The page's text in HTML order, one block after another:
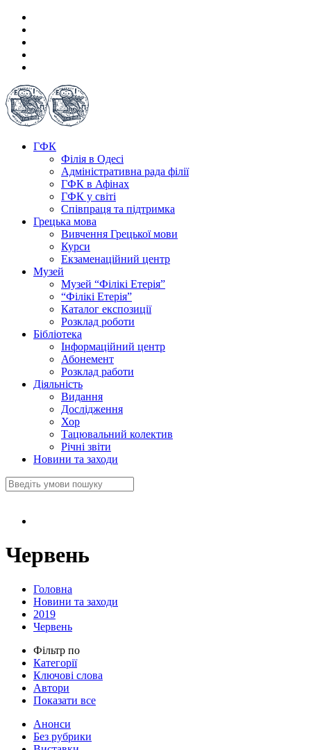
ГФК
Філія в Одесі
Адміністративна рада філії
ГФК в Афінах
ГФК у світі
Співпраця та підтримка
Грецька мова
Вивчення Грецької мови
Курси
Екзаменаційний центр
Музей
Музей “Філікі Етерія”
“Філікі Етерія”
Каталог експозиції
Розклад роботи
Бібліотека
Інформаційний центр
Абонемент
Розклад работи
Діяльність
Видання
Дослідження
Хор
Тацювальний колектив
Річні звіти
Новини та заходи
Червень
Головна
Новини та заходи
2019
Червень
Фільтр по
Категорії
Ключові слова
Автори
Показати все
Анонси
Без рубрики